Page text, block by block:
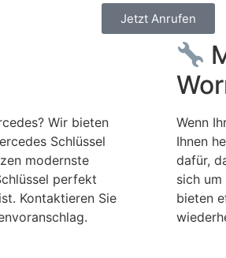
Jetzt Anrufen
Wir bieten
Schlüssel
modernste
perfekt
Kontaktieren Sie
Wenn
Ihnen
dafür,
sich
bieten